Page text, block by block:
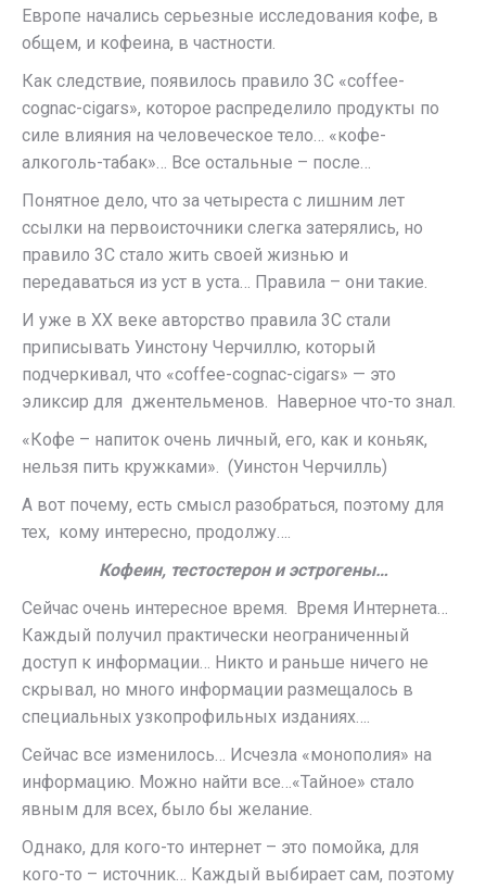
Европе начались серьезные исследования кофе, в
общем, и кофеина, в частности.
Как следствие, появилось правило 3С «coffee-
cognac-cigars», которое распределило продукты по
силе влияния на человеческое тело… «кофе-
алкоголь-табак»… Все остальные – после…
Понятное дело, что за четыреста с лишним лет
ссылки на первоисточники слегка затерялись, но
правило 3С стало жить своей жизнью и
передаваться из уст в уста… Правила – они такие.
И уже в ХХ веке авторство правила 3С стали
приписывать Уинстону Черчиллю, который
подчеркивал, что «coffеe-cognac-cigars» — это
эликсир для джентельменов. Наверное что-то знал.
«Кофе – напиток очень личный, его, как и коньяк,
нельзя пить кружками». (Уинстон Черчилль)
А вот почему, есть смысл разобраться, поэтому для
тех, кому интересно, продолжу….
Кофеин, тестостерон и эстрогены…
Сейчас очень интересное время. Время Интернета…
Каждый получил практически неограниченный
доступ к информации… Никто и раньше ничего не
скрывал, но много информации размещалось в
специальных узкопрофильных изданиях….
Сейчас все изменилось… Исчезла «монополия» на
информацию. Можно найти все…«Тайное» стало
явным для всех, было бы желание.
Однако, для кого-то интернет – это помойка, для
кого-то – источник… Каждый выбирает сам, поэтому